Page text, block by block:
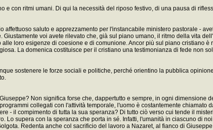
con ritmi umani. Di qui la necessità del riposo festivo, di una pausa di
saluto e apprezzamento per l'instancabile ministero pastorale -
voi avete rilevato che, già sul piano umano, il ritmo della vita
loro esigenze di coesione e di comunione. Ancor più sul piano cristiano
La domenica costituisce per il cristiano una testimonianza di fede non
sostenere le forze sociali e politiche, perché orientino la pubblica
Non significa forse che, dappertutto e sempre, in ogni dimensione
collegati con l'attività temporale, l'uomo è costantemente chiamato
- il compimento di tutta la sua speranza? Di tutto ciò verso cui tende il
supera con la speranza che porta in sé. Infatti, l'umanità in ciascuno di
Redenta anche col sacrificio del lavoro a Nazaret, al fianco di Giuseppe